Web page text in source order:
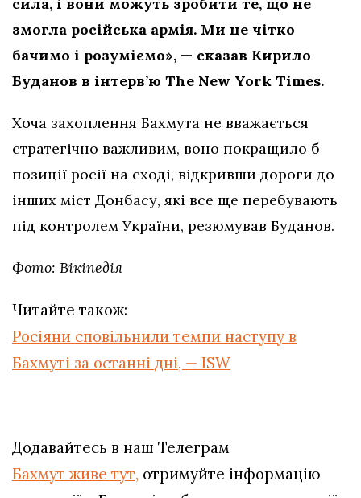
сила, і вони можуть зробити те, що не
змогла російська армія. Ми це чітко
бачимо і розуміємо», — сказав Кирило
Буданов в інтерв’ю The New York Times.
Хоча захоплення Бахмута не вважається
стратегічно важливим, воно покращило б
позиції росії на сході, відкривши дороги до
інших міст Донбасу, які все ще перебувають
під контролем України, резюмував Буданов.
Фото: Вікіпедія
Читайте також:
Росіяни сповільнили темпи наступу в
Бахмуті за останні дні, — ISW
Додавайтесь в наш Телеграм
Бахмут живе тут, отримуйте інформацію